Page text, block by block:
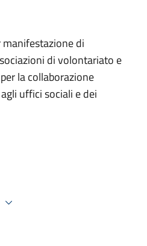
manifestazione di
di volontariato e
la collaborazione
uffici sociali e dei